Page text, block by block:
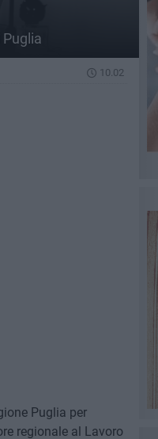
10.02
Puglia per
regionale al Lavoro